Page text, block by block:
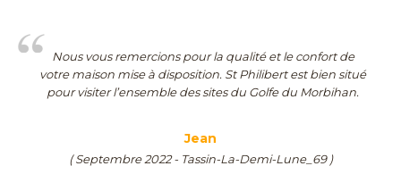
Nous vous remercions pour la qualité et le confort de
votre maison mise à disposition. St Philibert est bien situé
pour visiter l’ensemble des sites du Golfe du Morbihan.
Jean
( Septembre 2022 - Tassin-La-Demi-Lune_69 )